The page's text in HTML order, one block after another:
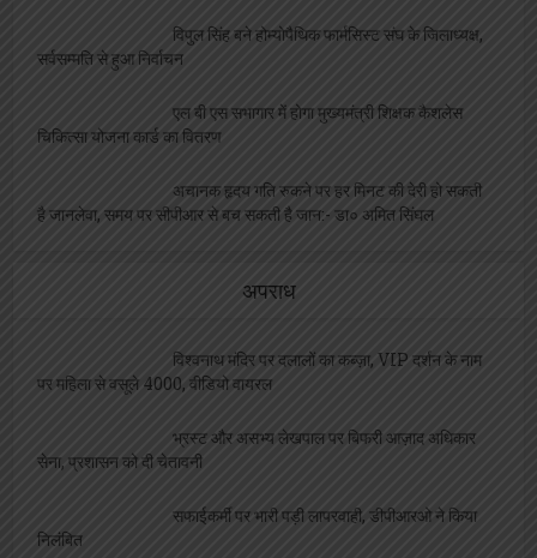
विपुल सिंह बने होम्योपैथिक फार्मसिस्ट संघ के जिलाध्यक्ष,
सर्वसम्मति से हुआ निर्वाचन
एल बी एस सभागार में होगा मुख्यमंत्री शिक्षक कैशलेस
चिकित्सा योजना कार्ड का वितरण
अचानक हृदय गति रुकने पर हर मिनट की देरी हो सकती
है जानलेवा, समय पर सीपीआर से बच सकती है जान:- डा० अमित सिंघल
अपराध
विश्वनाथ मंदिर पर दलालों का कब्ज़ा, VIP दर्शन के नाम
पर महिला से वसूले 4000, वीडियो वायरल
भ्रस्ट और असभ्य लेखपाल पर बिफरी आज़ाद अधिकार
सेना, प्रशासन को दी चेतावनी
सफाईकर्मी पर भारी पड़ी लापरवाही, डीपीआरओ ने किया
निलंबित